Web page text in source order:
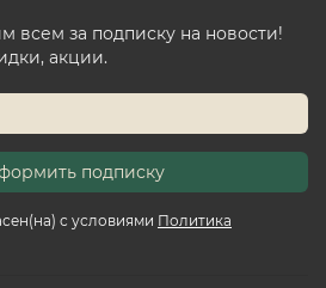
всем за подписку на новости!
акции.
подписку
с условиями Политика